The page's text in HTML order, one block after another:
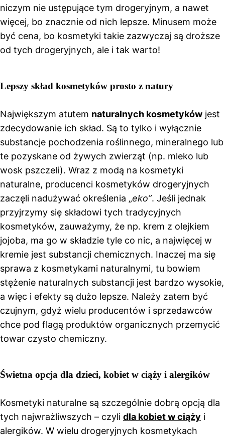
niczym nie ustępujące tym drogeryjnym, a nawet
więcej, bo znacznie od nich lepsze. Minusem może
być cena, bo kosmetyki takie zazwyczaj są droższe
od tych drogeryjnych, ale i tak warto!
Lepszy skład kosmetyków prosto z natury
Największym atutem naturalnych kosmetyków jest
zdecydowanie ich skład. Są to tylko i wyłącznie
substancje pochodzenia roślinnego, mineralnego lub
te pozyskane od żywych zwierząt (np. mleko lub
wosk pszczeli). Wraz z modą na kosmetyki
naturalne, producenci kosmetyków drogeryjnych
zaczęli nadużywać określenia „eko”. Jeśli jednak
przyjrzymy się składowi tych tradycyjnych
kosmetyków, zauważymy, że np. krem z olejkiem
jojoba, ma go w składzie tyle co nic, a najwięcej w
kremie jest substancji chemicznych. Inaczej ma się
sprawa z kosmetykami naturalnymi, tu bowiem
stężenie naturalnych substancji jest bardzo wysokie,
a więc i efekty są dużo lepsze. Należy zatem być
czujnym, gdyż wielu producentów i sprzedawców
chce pod flagą produktów organicznych przemycić
towar czysto chemiczny.
Świetna opcja dla dzieci, kobiet w ciąży i alergików
Kosmetyki naturalne są szczególnie dobrą opcją dla
tych najwrażliwszych – czyli dla kobiet w ciąży i
alergików. W wielu drogeryjnych kosmetykach